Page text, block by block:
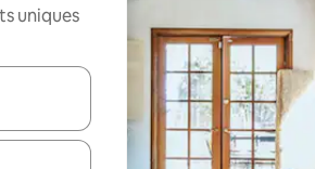
uniques
flèches vers le haut et vers le bas pour